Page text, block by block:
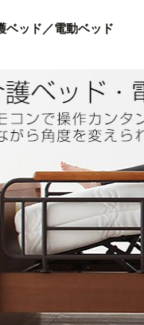
ベッド／電動ベッド